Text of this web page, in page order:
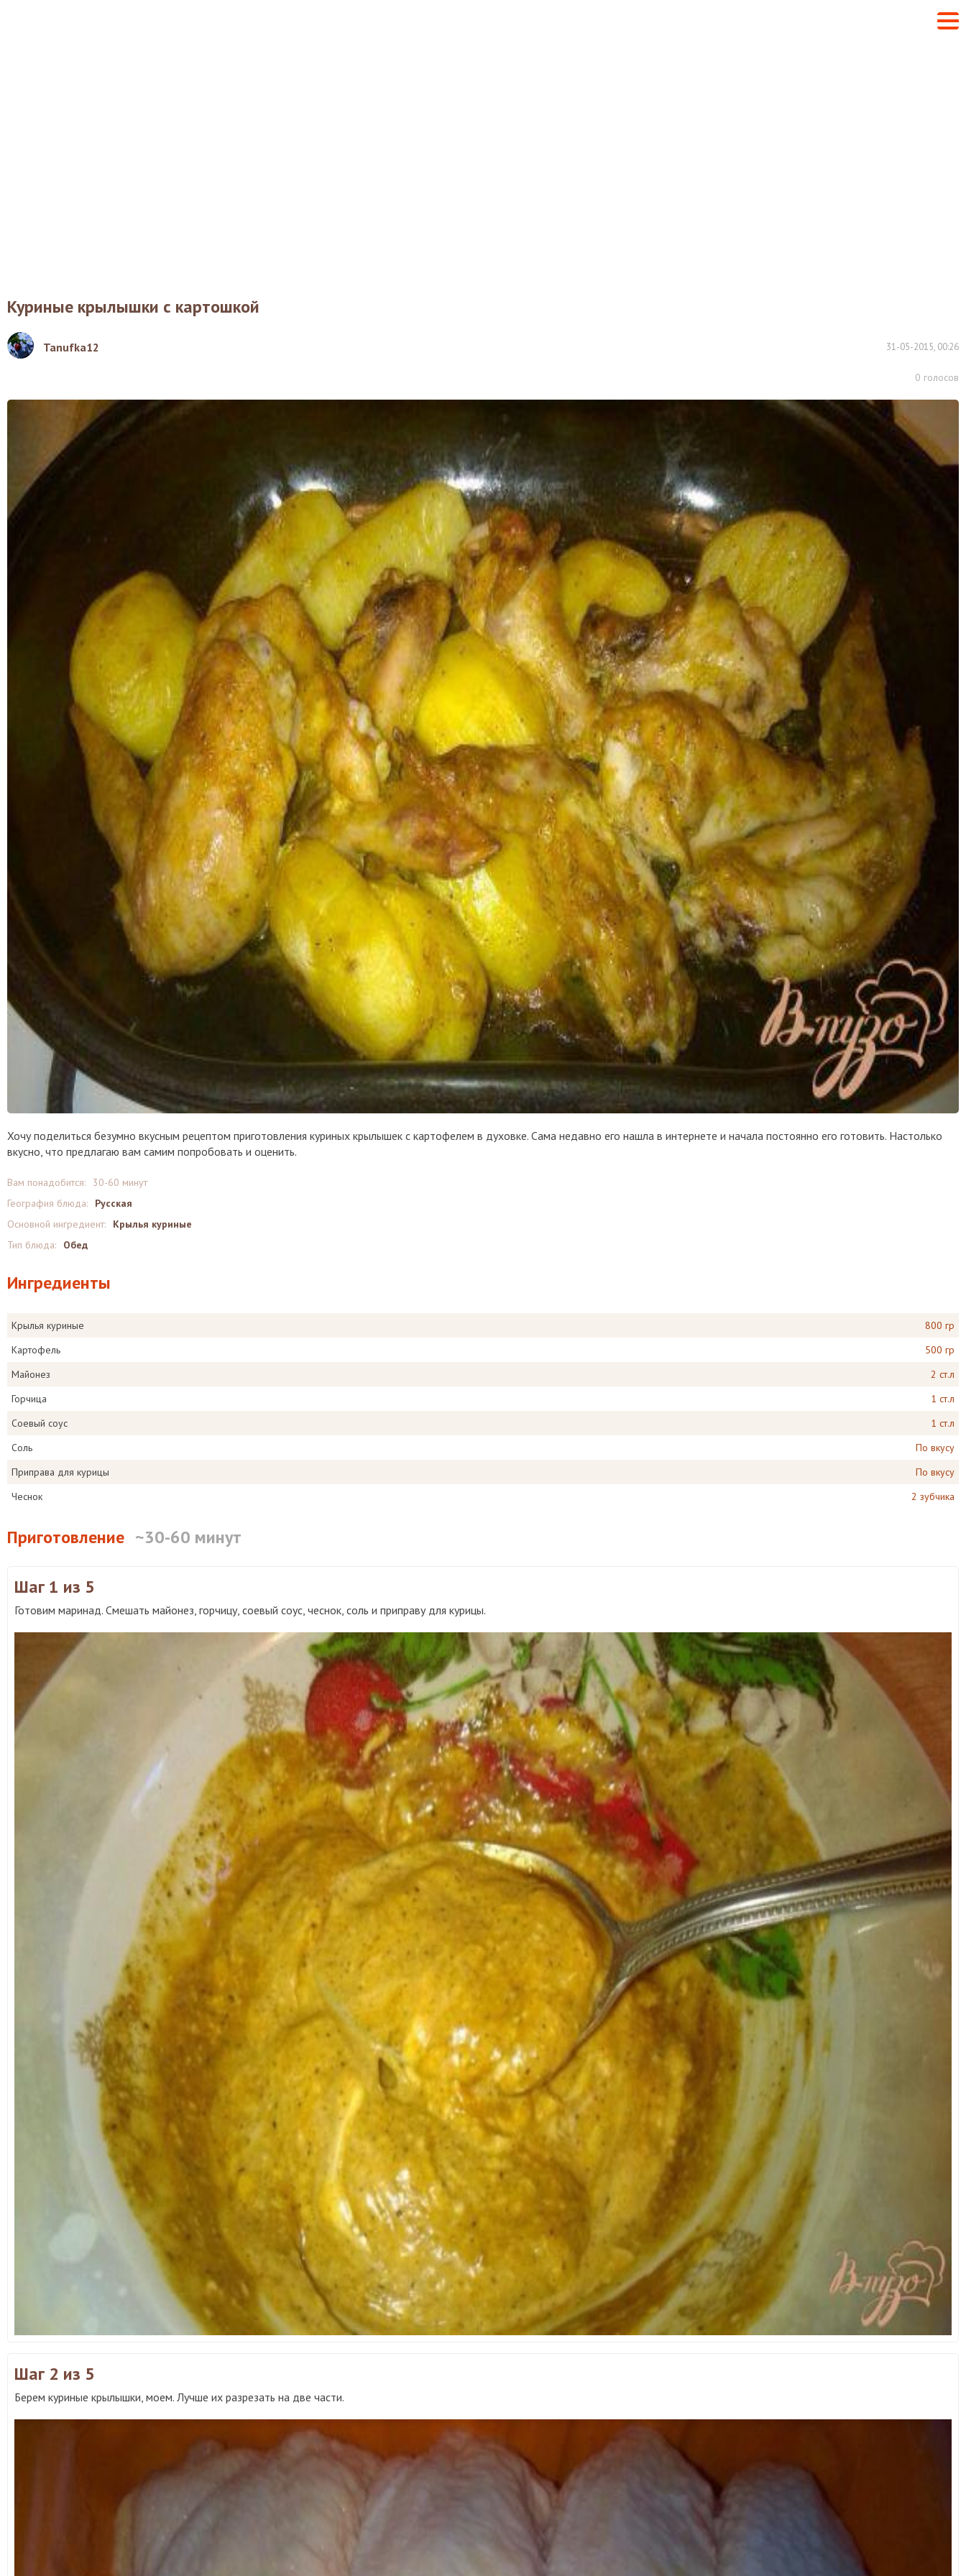
Куриные крылышки с картошкой
Tanufka12 31-05-2015, 00:26
0 голосов
Хочу поделиться безумно вкусным рецептом приготовления куриных крылышек с картофелем в духовке. Сама недавно его нашла в интернете и начала постоянно его готовить. Настолько
вкусно, что предлагаю вам самим попробовать и оценить.
Вам понадобится:
30-60 минут
География блюда:
Русская
Основной ингредиент:
Крылья куриные
Тип блюда:
Обед
Ингредиенты
Крылья куриные
800 гр
Картофель
500 гр
Майонез
2 ст.л
Горчица
1 ст.л
Соевый соус
1 ст.л
Соль
По вкусу
Приправа для курицы
По вкусу
Чеснок
2 зубчика
Приготовление ~30-60 минут
Шаг 1 из 5
Готовим маринад. Смешать майонез, горчицу, соевый соус, чеснок, соль и приправу для курицы.
Шаг 2 из 5
Берем куриные крылышки, моем. Лучше их разрезать на две части.